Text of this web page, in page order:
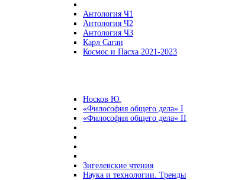
Антология Ч1
Антология Ч2
Антология Ч3
Карл Саган
Космос и Пасха 2021-2023
Носков Ю.
«Философия общего дела» I
«Философия общего дела» II
Зигелевские чтения
Наука и технологии. Тренды